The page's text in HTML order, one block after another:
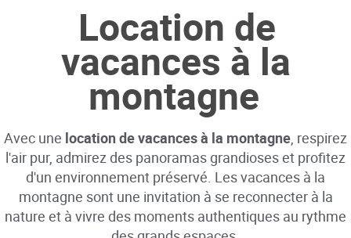
Location de
vacances à la
montagne
Avec une location de vacances à la montagne, respirez
l'air pur, admirez des panoramas grandioses et profitez
d'un environnement préservé. Les vacances à la
montagne sont une invitation à se reconnecter à la
nature et à vivre des moments authentiques au rythme